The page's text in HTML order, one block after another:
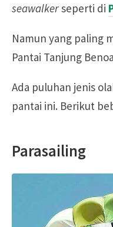
seawalkerseperti di
Namun yang paling
Pantai Tanjung
Ada puluhan jenis
pantai ini. Berikut
Parasailing